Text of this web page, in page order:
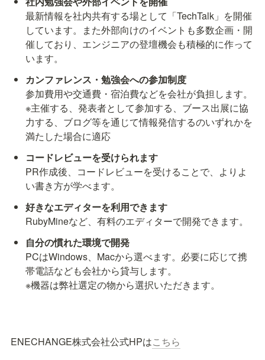
最新情報を社内共有する場として「TechTalk」を開催
しています。また外部向けのイベントも多数企画・開
催しており、エンジニアの登壇機会も積極的に作って
います。
参加費用や交通費・宿泊費などを会社が負担します。
※主催する、発表者として参加する、ブース出展に協
力する、ブログ等を通じて情報発信するのいずれかを
満たした場合に適応
PR作成後、コードレビューを受けることで、よりよ
い書き方が学べます。
RubyMineなど、有料のエディターで開発できます。
PCはWindows、Macから選べます。必要に応じて携
帯電話なども会社から貸与します。
※機器は弊社選定の物から選択いただきます。
ENECHANGE株式会社公式HPはこちら